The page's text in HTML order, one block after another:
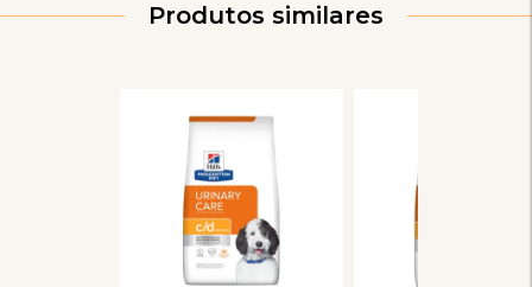
Produtos similares